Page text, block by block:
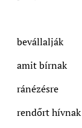
bevállalják
amit bírnak
ránézésre
rendőrt hívnak